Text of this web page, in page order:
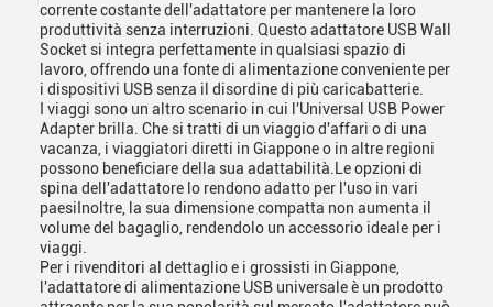
corrente costante dell'adattatore per mantenere la loro
produttività senza interruzioni. Questo adattatore USB Wall
Socket si integra perfettamente in qualsiasi spazio di
lavoro, offrendo una fonte di alimentazione conveniente per
i dispositivi USB senza il disordine di più caricabatterie.
I viaggi sono un altro scenario in cui l'Universal USB Power
Adapter brilla. Che si tratti di un viaggio d'affari o di una
vacanza, i viaggiatori diretti in Giappone o in altre regioni
possono beneficiare della sua adattabilità.Le opzioni di
spina dell'adattatore lo rendono adatto per l'uso in vari
paesiInoltre, la sua dimensione compatta non aumenta il
volume del bagaglio, rendendolo un accessorio ideale per i
viaggi.
Per i rivenditori al dettaglio e i grossisti in Giappone,
l'adattatore di alimentazione USB universale è un prodotto